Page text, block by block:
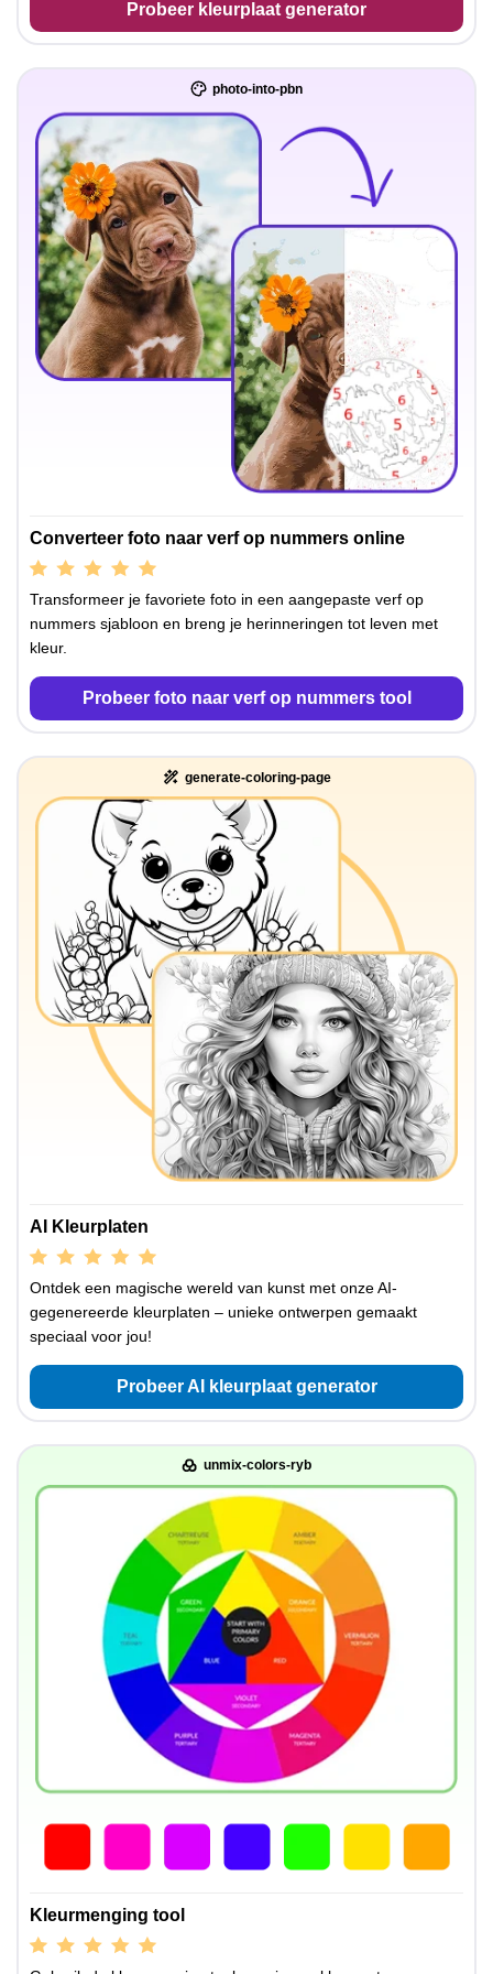
Probeer kleurplaat generator
photo-into-pbn
Converteer foto naar verf op nummers online
Transformeer je favoriete foto in een aangepaste verf op
nummers sjabloon en breng je herinneringen tot leven met
kleur.
Probeer foto naar verf op nummers tool
generate-coloring-page
AI Kleurplaten
Ontdek een magische wereld van kunst met onze AI-
gegenereerde kleurplaten – unieke ontwerpen gemaakt
speciaal voor jou!
Probeer AI kleurplaat generator
unmix-colors-ryb
Kleurmenging tool